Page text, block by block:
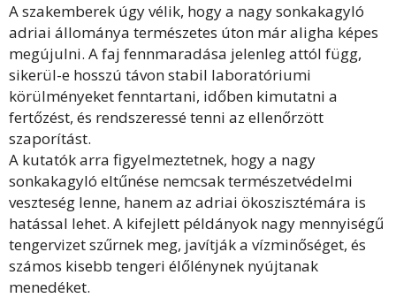
A szakemberek úgy vélik, hogy a nagy sonkakagyló
adriai állománya természetes úton már aligha képes
megújulni. A faj fennmaradása jelenleg attól függ,
sikerül-e hosszú távon stabil laboratóriumi
körülményeket fenntartani, időben kimutatni a
fertőzést, és rendszeressé tenni az ellenőrzött
szaporítást.
A kutatók arra figyelmeztetnek, hogy a nagy
sonkakagyló eltűnése nemcsak természetvédelmi
veszteség lenne, hanem az adriai ökoszisztémára is
hatással lehet. A kifejlett példányok nagy mennyiségű
tengervizet szűrnek meg, javítják a vízminőséget, és
számos kisebb tengeri élőlénynek nyújtanak
menedéket.